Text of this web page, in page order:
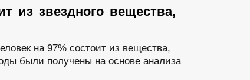
из звездного вещества,
на 97% состоит из вещества,
были получены на основе анализа